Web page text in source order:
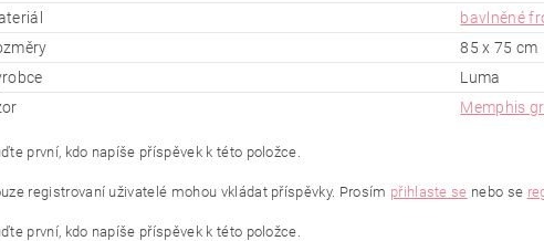
bavlněné
85 x 75 cm
Luma
Memphis
první, kdo napíše příspěvek k této položce.
registrovaní uživatelé mohou vkládat příspěvky. Prosím přihlaste se nebo se
první, kdo napíše příspěvek k této položce.